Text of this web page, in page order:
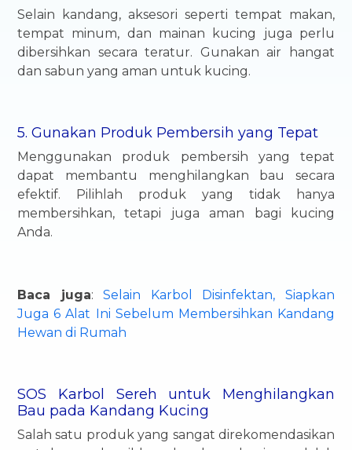
Selain kandang, aksesori seperti tempat makan,
tempat minum, dan mainan kucing juga perlu
dibersihkan secara teratur. Gunakan air hangat
dan sabun yang aman untuk kucing.
5. Gunakan Produk Pembersih yang Tepat
Menggunakan produk pembersih yang tepat
dapat membantu menghilangkan bau secara
efektif. Pilihlah produk yang tidak hanya
membersihkan, tetapi juga aman bagi kucing
Anda.
Baca juga: Selain Karbol Disinfektan, Siapkan
Juga 6 Alat Ini Sebelum Membersihkan Kandang
Hewan di Rumah
SOS Karbol Sereh untuk Menghilangkan
Bau pada Kandang Kucing
Salah satu produk yang sangat direkomendasikan